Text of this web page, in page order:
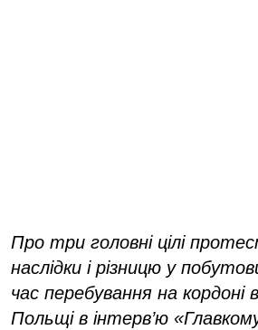
Про три головні цілі
наслідки і різницю у
час перебування на кордоні
Польщі в інтерв’ю